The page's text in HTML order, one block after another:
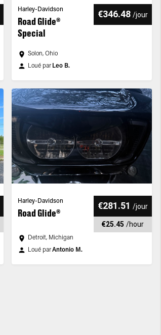
Harley-Davidson
Road Glide®
Special
€346.48 /jour
Solon, Ohio
Loué par Leo B.
Harley-Davidson
Road Glide®
€281.51 /jour
€25.45 /hour
Detroit, Michigan
Loué parAntonio M.